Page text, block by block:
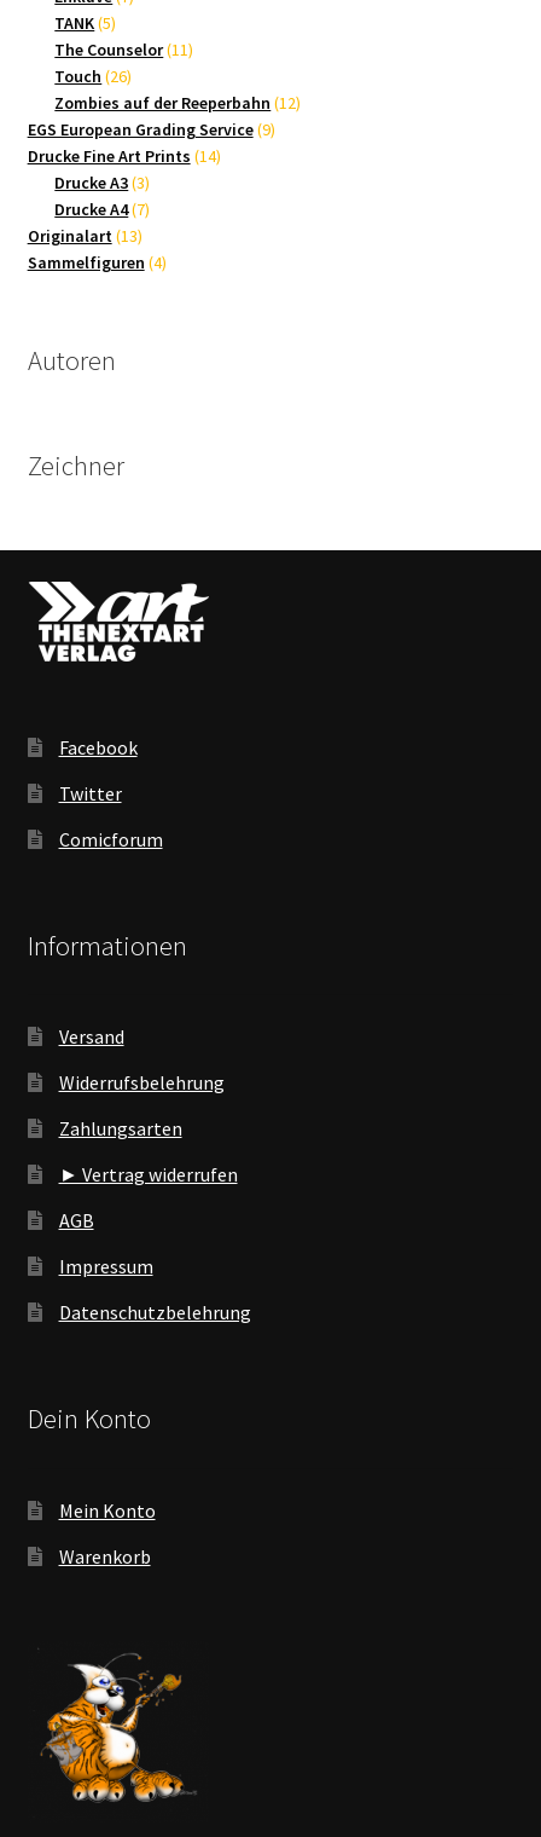
TANK 55
Produkte
The Counselor 1111
Touch 2626
Produkte
Zombies auf der Reeperbahn 1212
EGS European Grading Service 99
Drucke Fine Art Prints 1414
Drucke A3 33
Produkte
Drucke A4 77
Originalart 1313
Produkte
Sammelfiguren 44
Autoren
Zeichner
Facebook
Twitter
Comicforum
Informationen
Versand
Widerrufsbelehrung
Zahlungsarten
► Vertrag widerrufen
AGB
Impressum
Datenschutzbelehrung
Dein Konto
Mein Konto
Warenkorb